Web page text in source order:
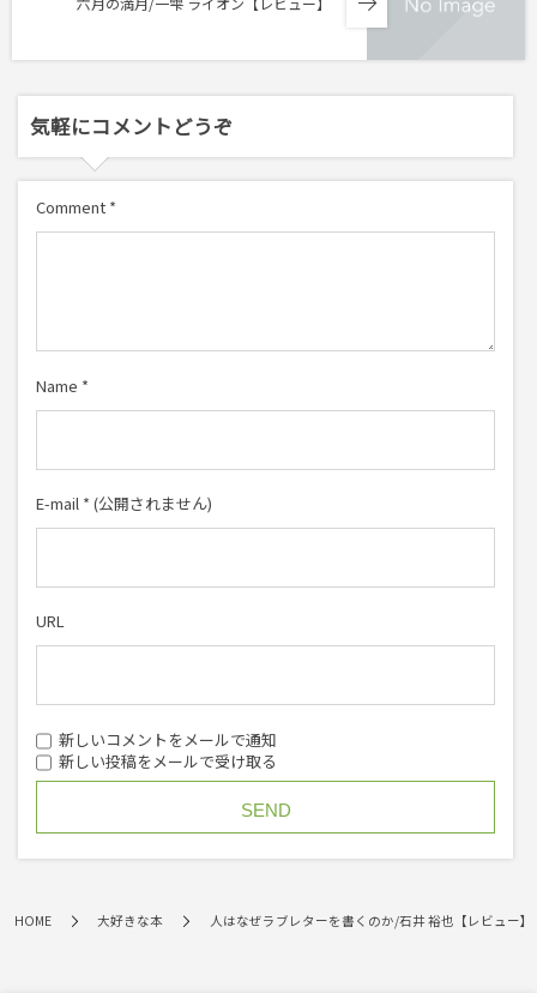
気軽にコメントどうぞ
Comment *
Name *
E-mail * (公開されません)
URL
新しいコメントをメールで通知
新しい投稿をメールで受け取る
HOME 大好きな本 人はなぜラブレターを書くのか/石井 裕也【レビュー】